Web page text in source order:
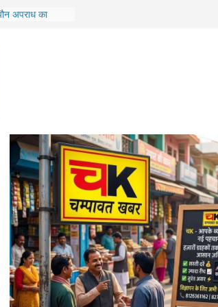
गांव की
जारी
के छात्र की मौत,
दम
से, नहीं तो